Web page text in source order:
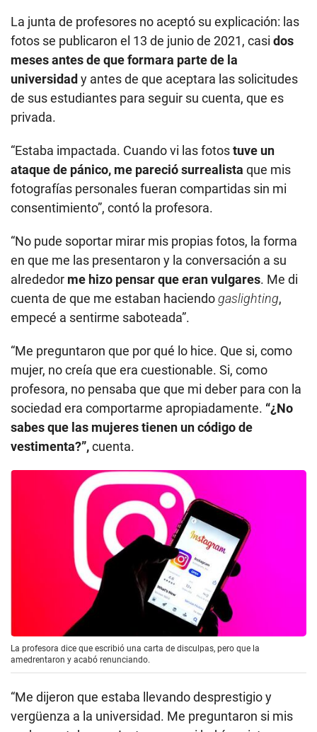
La junta de profesores no aceptó su explicación: las
fotos se publicaron el 13 de junio de 2021, casi dos
meses antes de que formara parte de la
universidady antes de que aceptara las solicitudes
de sus estudiantes para seguir su cuenta, que es
privada.
“Estaba impactada. Cuando vi las fotostuve un
ataque de pánico, me pareció surrealista que mis
fotografías personales fueran compartidas sin mi
consentimiento”, contó la profesora.
“No pude soportar mirar mis propias fotos, la forma
en que me las presentaron y la conversación a su
alrededor me hizo pensar que eran vulgares. Me di
cuenta de que me estaban haciendogaslighting,
empecé a sentirme saboteada”.
“Me preguntaron que por qué lo hice. Que si, como
mujer, no creía que era cuestionable. Si, como
profesora, no pensaba que que mi deber para con la
sociedad era comportarme apropiadamente. “¿No
sabes que las mujeres tienen un código de
vestimenta?”,cuenta.
La profesora dice que escribió una carta de disculpas, pero que la
amedrentaron y acabó renunciando.
“Me dijeron que estaba llevando desprestigio y
vergüenza a la universidad. Me preguntaron si mis